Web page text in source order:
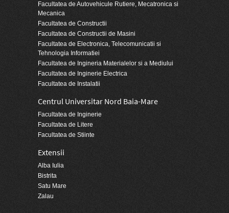
Facultatea de Autovehicule Rutiere, Mecatronica si
Mecanica
Facultatea de Constructii
Facultatea de Constructii de Masini
Facultatea de Electronica, Telecomunicatii si
Tehnologia Informatiei
Facultatea de Ingineria Materialelor si a Mediului
Facultatea de Inginerie Electrica
Facultatea de Instalatii
Centrul Universitar Nord Baia-Mare
Facultatea de Inginerie
Facultatea de Litere
Facultatea de Stiinte
Extensii
Alba Iulia
Bistrita
Satu Mare
Zalau